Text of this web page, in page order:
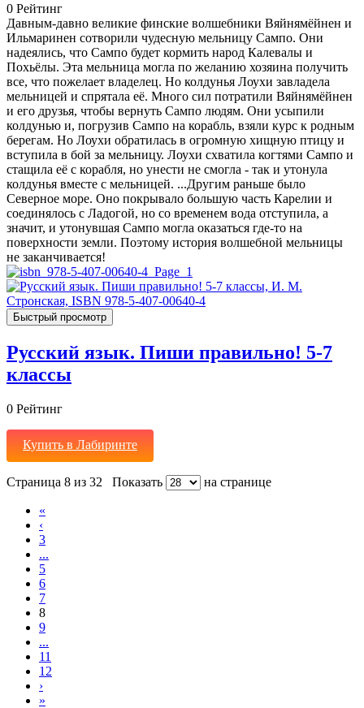
0 Рейтинг
Давным-давно великие финские волшебники Вяйнямёйнен и
Ильмаринен сотворили чудесную мельницу Сампо. Они
надеялись, что Сампо будет кормить народ Калевалы и
Похьёлы. Эта мельница могла по желанию хозяина получить
все, что пожелает владелец. Но колдунья Лоухи завладела
мельницей и спрятала её. Много сил потратили Вяйнямёйнен
и его друзья, чтобы вернуть Сампо людям. Они усыпили
колдунью и, погрузив Сампо на корабль, взяли курс к родным
берегам. Но Лоухи обратилась в огромную хищную птицу и
вступила в бой за мельницу. Лоухи схватила когтями Сампо и
стащила её с корабля, но унести не смогла - так и утонула
колдунья вместе с мельницей. ...Другим раньше было
Северное море. Оно покрывало большую часть Карелии и
соединялось с Ладогой, но со временем вода отступила, а
значит, и утонувшая Сампо могла оказаться где-то на
поверхности земли. Поэтому история волшебной мельницы
не заканчивается!
Быстрый просмотр
Русский язык. Пиши правильно! 5-7
классы
0 Рейтинг
Купить в Лабиринте
Страница 8 из 32 Показать на странице
«
‹
3
...
5
6
7
8
9
...
11
12
›
»